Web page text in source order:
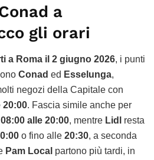
a
gli orari
a Roma il 2 giugno 2026, i punti
Conad ed Esselunga,
negozi della Capitale con
20:00. Fascia simile anche per
08:00 alle 20:00, mentre Lidl
resta
o fino alle 20:30, a seconda
Pam Local partono più tardi, in